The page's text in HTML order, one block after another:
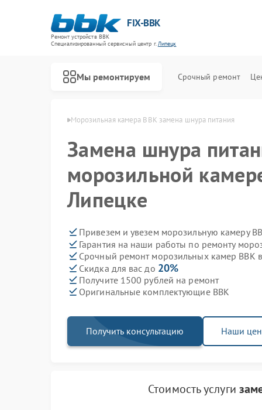
FIX-BBK
Ремонт устройств BBK
Специализированный cервисный центр г.Липецк
Мы ремонтируем Срочный ремонт
Морозильная камера BBK замена шнура питания
Замена шнура
морозильной
Липецке
Привезем и увезем морозильную камеру
Гарантия на наши работы по ремонту
Срочный ремонт морозильных камер BBK
Скидка для вас до 20%
Получите 1500 рублей на ремонт
Оригинальные комплектующие BBK
Получить консультацию Наши
Стоимость услуги